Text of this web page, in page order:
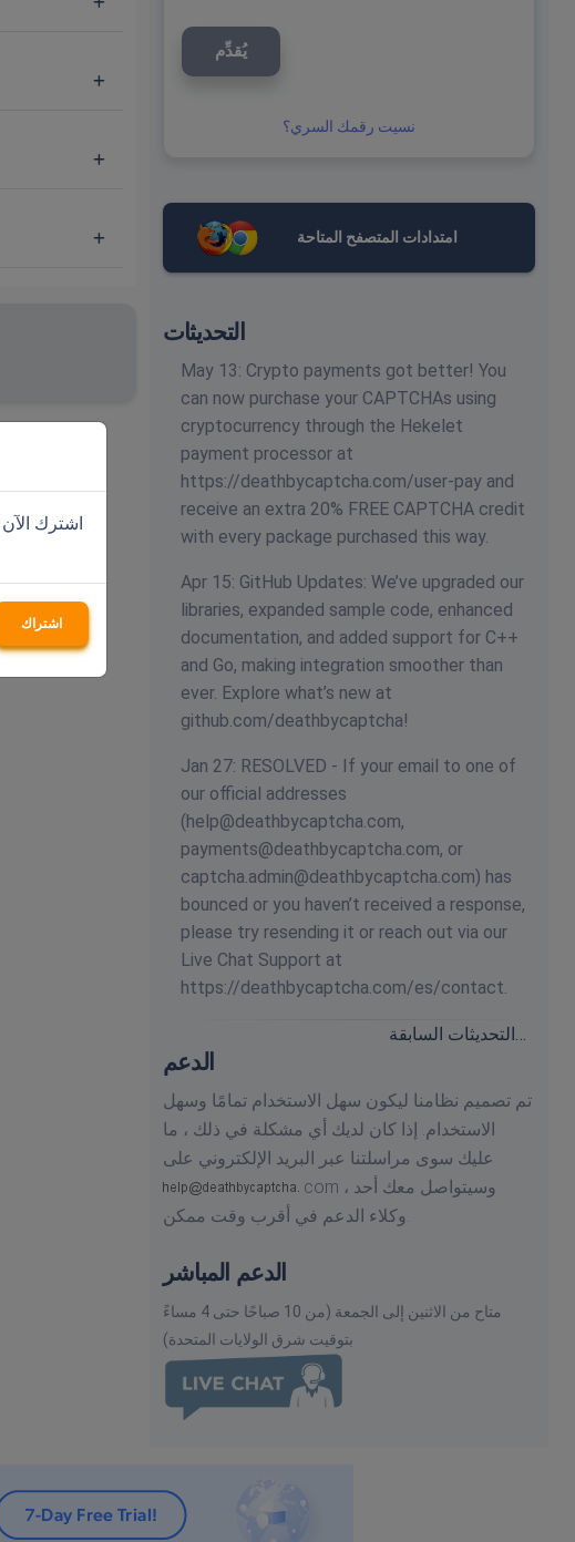
يُقدِّم
نسيت رقمك السري؟
امتدادات المتصفح المتاحة
التحديثات
May 13: Crypto payments got better! You
can now purchase your CAPTCHAs using
cryptocurrency through the Hekelet
payment processor at
https://deathbycaptcha.com/user-pay and
receive an extra 20% FREE CAPTCHA credit
with every package purchased this way.
Apr 15: GitHub Updates: We’ve upgraded our
libraries, expanded sample code, enhanced
documentation, and added support for C++
and Go, making integration smoother than
ever. Explore what’s new at
github.com/deathbycaptcha!
Jan 27: RESOLVED - If your email to one of
our official addresses
(help@deathbycaptcha.com,
payments@deathbycaptcha.com, or
captcha.admin@deathbycaptcha.com) has
bounced or you haven’t received a response,
please try resending it or reach out via our
Live Chat Support at
https://deathbycaptcha.com/es/contact.
التحديثات السابقة…
الدعم
تم تصميم نظامنا ليكون سهل الاستخدام تمامًا وسهل
الاستخدام. إذا كان لديك أي مشكلة في ذلك ، ما
عليك سوى مراسلتنا عبر البريد الإلكتروني على
com ، وسيتواصل معك أحد
وكلاء الدعم في أقرب وقت ممكن.
الدعم المباشر
متاح من الاثنين إلى الجمعة (من 10 صباحًا حتى 4 مساءً
بتوقيت شرق الولايات المتحدة)
اشترك الآن
اشتراك